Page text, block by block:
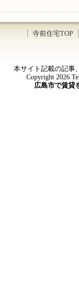
寺前住宅TOP
本サイト記載の記事
Copyright 2026
広島市で賃貸